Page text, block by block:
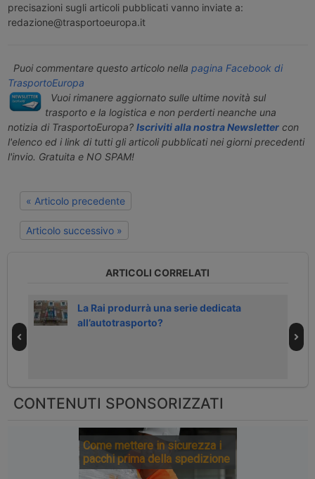
precisazioni sugli articoli pubblicati vanno inviate a:
redazione@trasportoeuropa.it
Puoi commentare questo articolo nella pagina Facebook di
TrasportoEuropa
Vuoi rimanere aggiornato sulle ultime novità sul
trasporto e la logistica e non perderti neanche una
notizia di TrasportoEuropa? Iscriviti alla nostra Newslettercon
l'elenco ed i link di tutti gli articoli pubblicati nei giorni precedenti
l'invio. Gratuita e NO SPAM!
« Articolo precedente
Articolo successivo »
ARTICOLI CORRELATI
La Rai produrrà una serie dedicata
all’autotrasporto?
CONTENUTI SPONSORIZZATI
Come mettere in sicurezza i
pacchi prima della spedizione